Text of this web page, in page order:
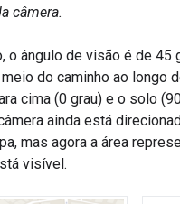
câmera.
o ângulo de visão é de 45
do caminho ao longo
cima (0 grau) e o solo
ainda está
mas agora a área
visível.